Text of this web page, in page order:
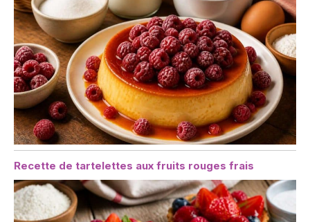
Recette de tartelettes aux fruits rouges frais